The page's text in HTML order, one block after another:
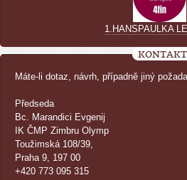
1.HANSPAULKA
KONTAKT
Máte-li dotaz, návrh, případně jiný
Předseda
Bc. Marandici Evgenij
IK ČMP Zimbru Olymp
Toužimská 108/39,
Praha 9, 197 00
+420 773 095 315